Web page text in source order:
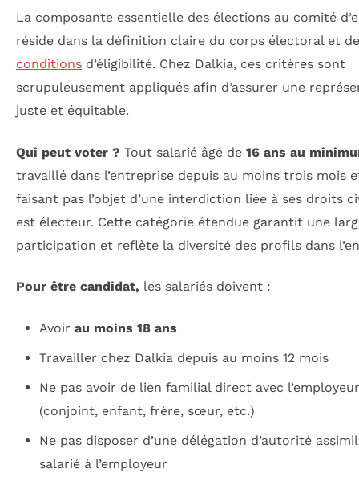
La composante essentielle des élections au comité
réside dans la définition claire du corps électoral et
conditions d’éligibilité. Chez Dalkia, ces critères sont
scrupuleusement appliqués afin d’assurer une
juste et équitable.
Qui peut voter ? Tout salarié âgé de 16 ans au
travaillé dans l’entreprise depuis au moins trois mois
faisant pas l’objet d’une interdiction liée à ses droits
est électeur. Cette catégorie étendue garantit une
participation et reflète la diversité des profils dans
Pour être candidat, les salariés doivent :
Avoir au moins 18 ans
Travailler chez Dalkia depuis au moins 12 mois
Ne pas avoir de lien familial direct avec l’employeur
(conjoint, enfant, frère, sœur, etc.)
Ne pas disposer d’une délégation d’autorité
salarié à l’employeur